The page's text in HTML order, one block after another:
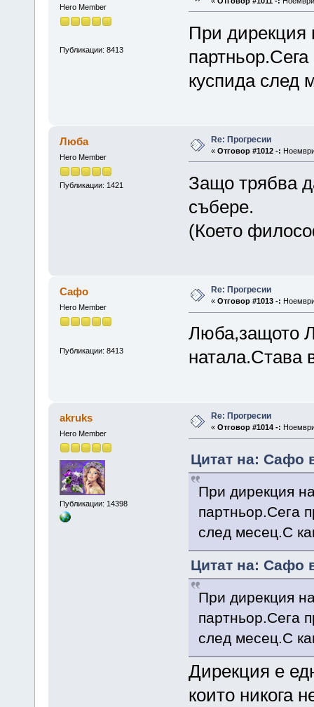
Hero Member
Публикации: 8413
При дирекция
куспида след
Люба
Hero Member
Публикации: 1421
Re: Прогресии
« Отговор #1012 -:
Защо трябва
събере.
(Което
Сафо
Hero Member
Публикации: 8413
Re: Прогресии
« Отговор #1013 -:
Люба,защото
натала.Става
akruks
Hero Member
Публикации: 14398
Re: Прогресии
« Отговор #1014 -:
Цитат на: Сафо
При дирекция
партньор.Сега
след месец.С
Цитат на: Сафо
При дирекция
партньор.Сега
след месец.С
Дирекция е
които никога